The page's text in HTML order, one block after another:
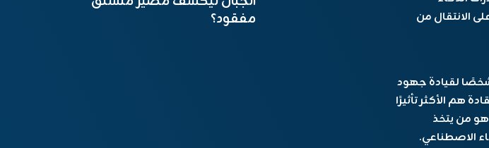
مما يدل على الانتقال من
حيث عينت 86% من المنظمات شخصًا لقيادة جهود
هم الأكثر تأثيرًا
هو من يتخذ
مفقود؟